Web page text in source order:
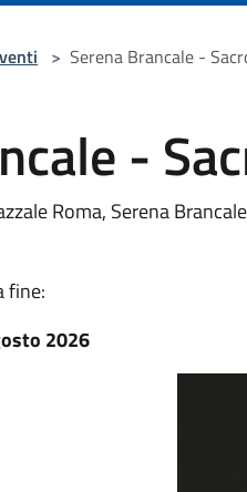
> Serena Brancale -
-
Roma, Serena
fine:
2026